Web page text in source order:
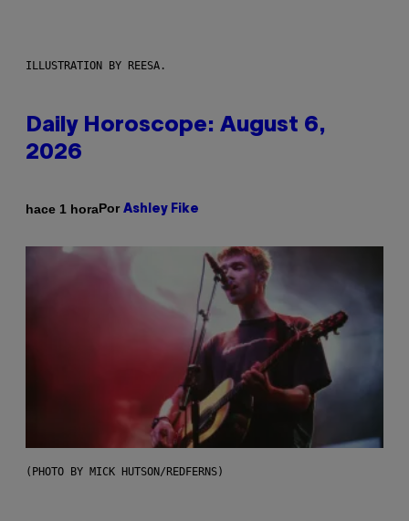
ILLUSTRATION BY REESA.
Daily Horoscope: August 6,
2026
hace 1 horaPor Ashley Fike
(PHOTO BY MICK HUTSON/REDFERNS)